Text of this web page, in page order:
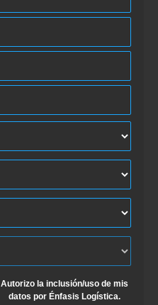
Autorizo la inclusión/uso de mis
datos por Énfasis Logística.